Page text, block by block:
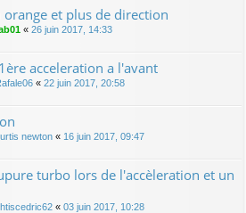
et plus de direction
« 26 juin 2017, 14:33
acceleration a l'avant
« 22 juin 2017, 20:58
newton « 16 juin 2017, 09:47
turbo lors de l'accèleration et un
« 03 juin 2017, 10:28